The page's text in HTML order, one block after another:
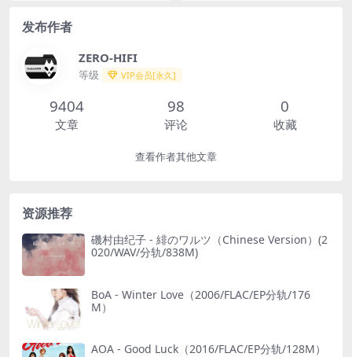
发布作者
ZERO-HIFI
等级 VIP会员[永久]
9404
文章
98
评论
0
收藏
查看作者其他文章
资源推荐
磯村由纪子 - 緋のワルツ（Chinese Version）(2
020/WAV/分轨/838M)
BoA - Winter Love（2006/FLAC/EP分轨/176
M）
AOA - Good Luck（2016/FLAC/EP分轨/128M）